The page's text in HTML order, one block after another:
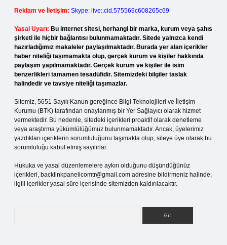
Reklam ve İletişim: Skype: live:.cid.575569c608265c69
Yasal Uyarı: Bu internet sitesi, herhangi bir marka, kurum veya şahıs
şirketi ile hiçbir bağlantısı bulunmamaktadır. Sitede yalnızca kendi
hazırladığımız makaleler paylaşılmaktadır. Burada yer alan içerikler
haber niteliği taşımamakta olup, gerçek kurum ve kişiler hakkında
paylaşım yapılmamaktadır. Gerçek kurum ve kişiler ile isim
benzerlikleri tamamen tesadüfidir. Sitemizdeki bilgiler taslak
halindedir ve tavsiye niteliği taşımazlar.
Sitemiz, 5651 Sayılı Kanun gereğince Bilgi Teknolojileri ve İletişim
Kurumu (BTK) tarafından onaylanmış bir Yer Sağlayıcı olarak hizmet
vermektedir. Bu nedenle, sitedeki içerikleri proaktif olarak denetleme
veya araştırma yükümlülüğümüz bulunmamaktadır. Ancak, üyelerimiz
yazdıkları içeriklerin sorumluluğunu taşımakta olup, siteye üye olarak bu
sorumluluğu kabul etmiş sayılırlar.
Hukuka ve yasal düzenlemelere aykırı olduğunu düşündüğünüz
içerikleri, backlinkpanelicomtr@gmail.com adresine bildirmeniz halinde,
ilgili içerikler yasal süre içerisinde sitemizden kaldırılacaktır.